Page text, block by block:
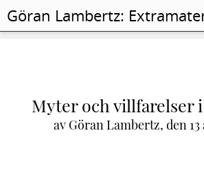
Myter och villfarelser
av Göran Lambertz, den 13
Göran Lambertz: